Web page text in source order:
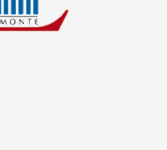
e trasparenza